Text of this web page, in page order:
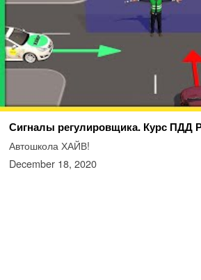
Сигналы регулировщика. Курс ПДД
Автошкола ХАЙВ!
December 18, 2020